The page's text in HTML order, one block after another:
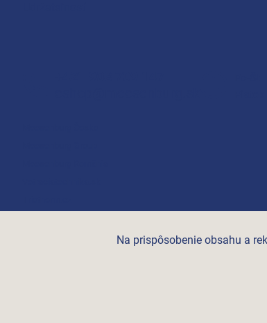
Na prispôsobenie obsahu a